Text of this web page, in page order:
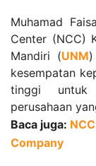
Muhamad
Center (NCC)
Mandiri (UNM
kesempatan
tinggi untuk
perusahaan
Baca juga:
Company